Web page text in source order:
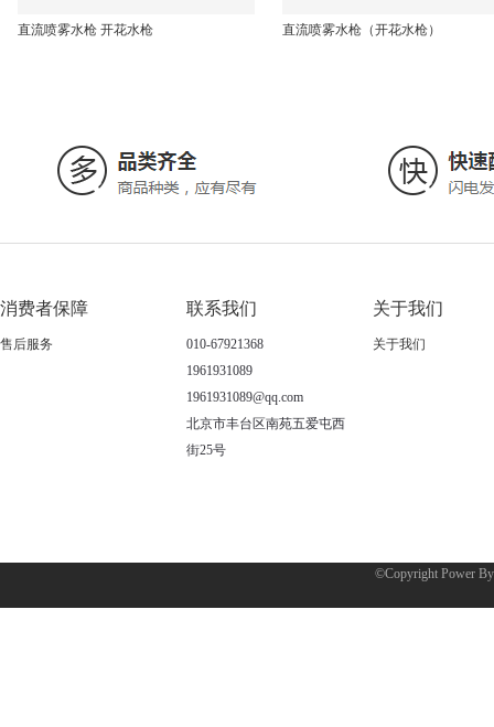
直流喷雾水枪 开花水枪 直流喷雾水枪（开花水枪）
消费者保障
售后服务
联系我们
010-67921368
1961931089
1961931089@qq.com
北京市丰台区南苑五爱屯西
街25号
关于我们
关于我们
©Copyright Power